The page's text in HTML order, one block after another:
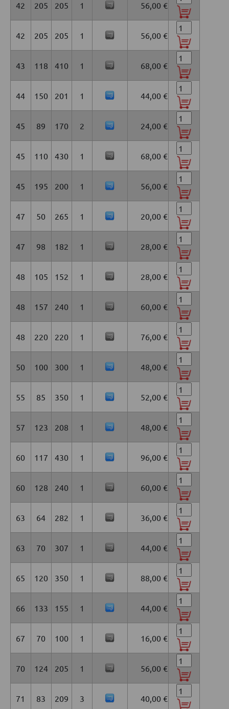
42 205 205 1 56,00 €
42 205 205 1 56,00 €
43 118 410 1 68,00 €
44 150 201 1 44,00 €
45 89 170 2 24,00 €
45 110 430 1 68,00 €
45 195 200 1 56,00 €
47 50 265 1 20,00 €
47 98 182 1 28,00 €
48 105 152 1 28,00 €
48 157 240 1 60,00 €
48 220 220 1 76,00 €
50 100 300 1 48,00 €
55 85 350 1 52,00 €
57 123 208 1 48,00 €
60 117 430 1 96,00 €
60 128 240 1 60,00 €
63 64 282 1 36,00 €
63 70 307 1 44,00 €
65 120 350 1 88,00 €
66 133 155 1 44,00 €
67 70 100 1 16,00 €
70 124 205 1 56,00 €
71 83 209 3 40,00 €